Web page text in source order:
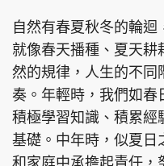
頭條日報
親子王
自然有春夏秋冬的輪迴
就像春天播種、夏天耕
然的規律，人生的不同
奏。年輕時，我們如春
積極學習知識、積累經
基礎。中年時，似夏日